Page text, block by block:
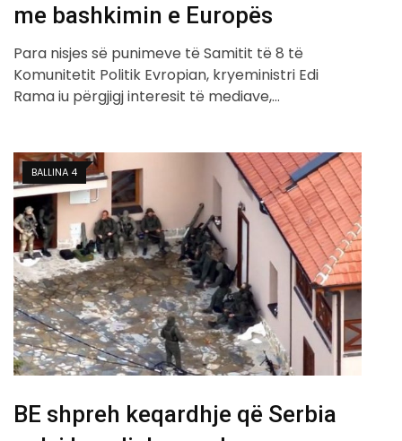
me bashkimin e Europës
Para nisjes së punimeve të Samitit të 8 të
Komunitetit Politik Evropian, kryeministri Edi
Rama iu përgjigj interesit të mediave,…
BALLINA 4
BE shpreh keqardhje që Serbia